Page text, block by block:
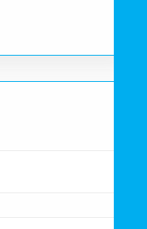
за
в TÜV Rheinland,
або вимикач
- 103/64 м³/год;